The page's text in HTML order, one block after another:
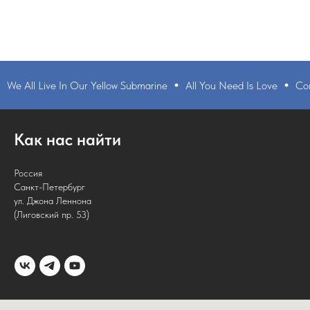
Live In Our Yellow Submarine All You Need Is Love Come
Как нас найти
Россия
Санкт-Петербург
ул. Джона Леннона
(Лиговский пр. 53)